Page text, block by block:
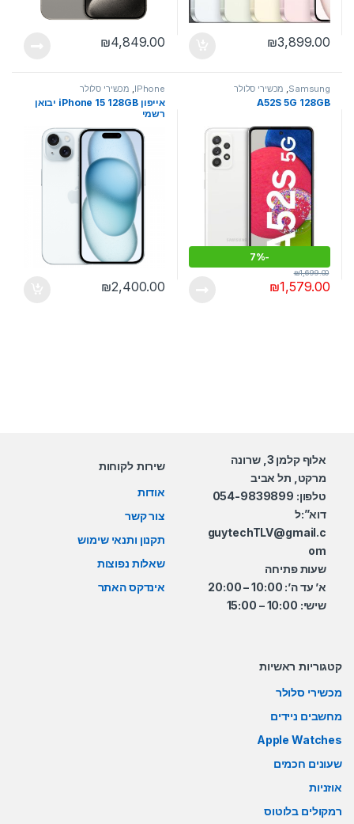
₪3,899.00
₪4,849.00
Samsung מכשירי סלולר
A52S 5G 128GB
-
7%
₪1,579.00
₪1,699.00
IPhone מכשירי סלולר
אייפון iPhone 15 128GB יבואן
רשמי
₪2,400.00
אלוף קלמן 3, שרונה
מרקט, תל אביב
טלפון: 054-9839899
דוא”:ל
guytechTLV@gmail.c
om
שעות פתיחה
א’ עד ה’: 10:00 – 20:00
שישי: 10:00 – 15:00
שירות לקוחות
אודות
צור קשר
תקנון ותנאי שימוש
שאלות נפוצות
אינדקס האתר
קטגוריות ראשיות
מכשירי סלולר
מחשבים ניידים
Apple Watches
שעונים חכמים
אוזניות
רמקולים בלוטוס